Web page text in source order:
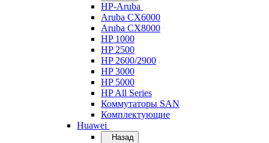
HP-Aruba
Aruba CX6000
Aruba CX8000
HP 1000
HP 2500
HP 2600/2900
HP 3000
HP 5000
HP All Series
Коммутаторы SAN
Комплектующие
Huawei
Назад